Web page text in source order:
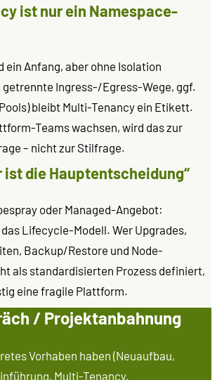
ist nur ein Namespace-
ein Anfang, aber ohne Isolation
getrennte Ingress-/Egress-Wege, ggf.
bleibt Multi-Tenancy ein Etikett.
Teams wachsen, wird das zur
– nicht zur Stilfrage.
ist die Hauptentscheidung“
oder Managed-Angebot:
Lifecycle-Modell. Wer Upgrades,
Backup/Restore und Node-
als standardisierten Prozess definiert,
eine fragile Plattform.
/ Projektanbahnung
Vorhaben haben (Neuaufbau,
Multi-Tenancy,